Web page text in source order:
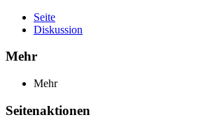
Seite
Diskussion
Mehr
Mehr
Seitenaktionen